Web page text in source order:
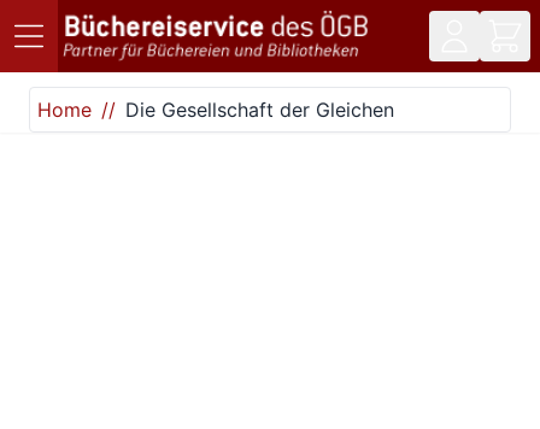
Direkt zum Inhalt
Home
Die Gesellschaft der Gleichen